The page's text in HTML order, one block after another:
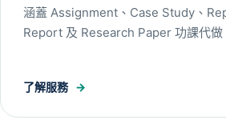
涵蓋 Assignment、Case Study、
Report 及 Research Paper 功課代做
了解服務 →